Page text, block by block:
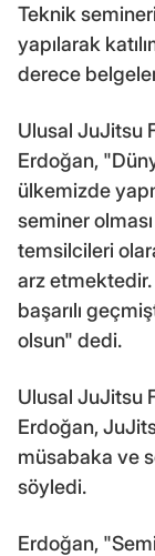
Teknik
yapılarak
derece
Ulusal JuJitsu
Erdoğan,
ülkemizde
seminer
temsilcileri
arz
başarılı
olsun" dedi.
Ulusal JuJitsu
Erdoğan,
müsabaka ve
söyledi.
Erdoğan,